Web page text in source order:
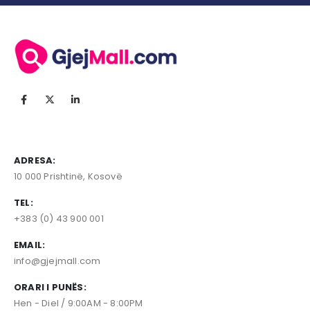
ADRESA:
10 000 Prishtinë, Kosovë
TEL:
+383 (0) 43 900 001
EMAIL:
info@gjejmall.com
ORARI I PUNËS:
Hen - Diel / 9:00AM - 8:00PM